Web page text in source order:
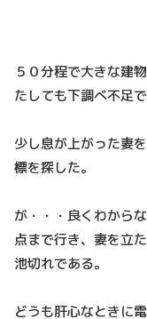
５０分程で大きな建
たしても下調べ不足で
少し息が上がった妻
標を探した。
が・・・良くわから
点まで行き、妻を立
池切れである。
どうも肝心なときに